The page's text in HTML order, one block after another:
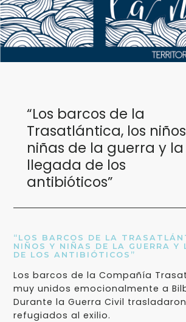
“Los barcos de la
Trasatlántica, los
niñas de la guerra y la
llegada de los
antibióticos”
“LOS BARCOS DE LA
NIÑOS Y NIÑAS DE LA GUERRA Y
DE LOS ANTIBIÓTICOS”
Los barcos de la Compañía
muy unidos emocionalmente a
Durante la Guerra Civil
refugiados al exilio.